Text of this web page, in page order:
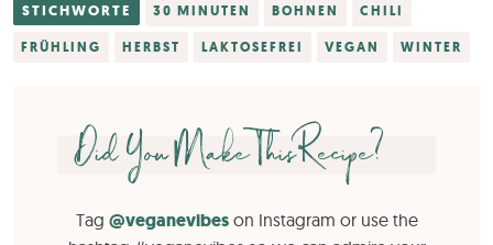
STICHWORTE 30 MINUTEN BOHNEN CHILI
FRÜHLING HERBST LAKTOSEFREI VEGAN WINTER
Did You Make This Recipe?
Tag @veganevibeson Instagram or use the